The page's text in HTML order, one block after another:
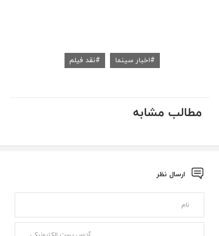
اخبار سینما نقد فیلم
مطالب مشابه
ارسال نظر